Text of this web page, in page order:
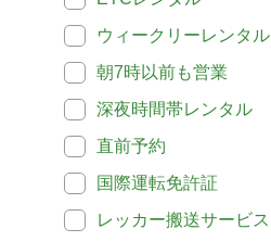
ウィークリーレンタル
朝7時以前も営業
深夜時間帯レンタル
直前予約
国際運転免許証
レッカー搬送サービス